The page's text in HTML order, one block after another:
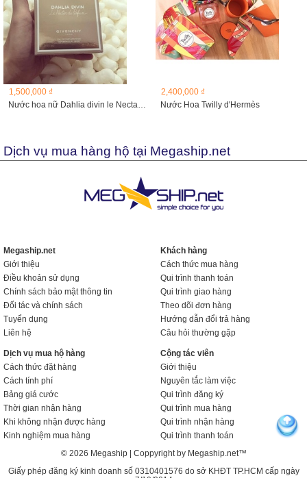
1,500,000 ₫
Nước hoa nữ Dahlia divin le Nectar Givenchy 75ml
2,400,000 ₫
Nước Hoa Twilly d'Hermès
Dịch vụ mua hàng hộ tại Megaship.net
Megaship.net
Giới thiệu
Điều khoản sử dụng
Chính sách bảo mật thông tin
Đối tác và chính sách
Tuyển dụng
Liên hệ
Khách hàng
Cách thức mua hàng
Qui trình thanh toán
Qui trình giao hàng
Theo dõi đơn hàng
Hướng dẫn đổi trả hàng
Câu hỏi thường gặp
Dịch vụ mua hộ hàng
Cách thức đặt hàng
Cách tính phí
Bảng giá cước
Thời gian nhận hàng
Khi không nhận được hàng
Kinh nghiệm mua hàng
Cộng tác viên
Giới thiệu
Nguyên tắc làm việc
Qui trình đăng ký
Qui trình mua hàng
Qui trình nhận hàng
Qui trình thanh toán
© 2026 Megaship | Coppyright by Megaship.net™
Giấy phép đăng ký kinh doanh số 0310401576 do sở KHĐT TP.HCM cấp ngày